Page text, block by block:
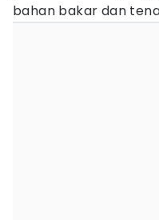
bahan bakar dan